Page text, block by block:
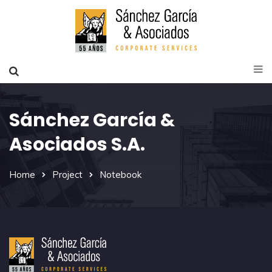
Sánchez García &
Asociados S.A.
Home Project Notebook